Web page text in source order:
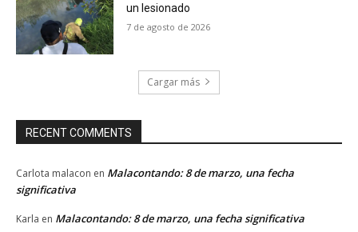
un lesionado
7 de agosto de 2026
Cargar más
RECENT COMMENTS
Carlota malacon en Malacontando: 8 de marzo, una fecha
significativa
Karla en Malacontando: 8 de marzo, una fecha significativa